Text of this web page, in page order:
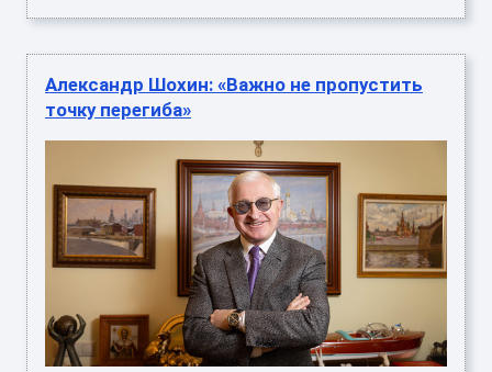
Александр Шохин: «Важно не пропустить
точку перегиба»